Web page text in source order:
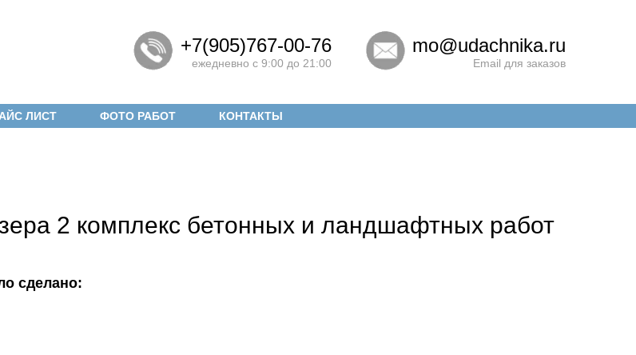
+7(905)767-00-76
ежедневно с 9:00 до 21:00
mo@udachnika.ru
Email для заказов
ЛИСТ ФОТО РАБОТ КОНТАКТЫ
2 комплекс бетонных и ландшафтных работ
сделано: